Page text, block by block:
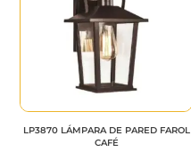
LP3870 LÁMPARA DE PARED FAROL
CAFÉ